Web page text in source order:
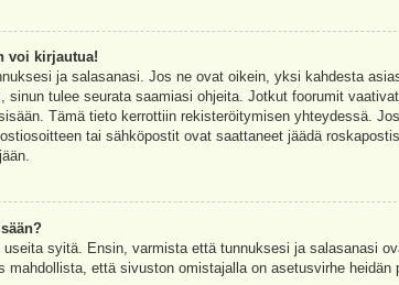
voi kirjautua!
ja salasanasi. Jos ne ovat oikein, yksi kahdesta
sinun tulee seurata saamiasi ohjeita. Jotkut foorumit
Tämä tieto kerrottiin rekisteröitymisen yhteydessä.
tai sähköpostit ovat saattaneet jäädä
useita syitä. Ensin, varmista että tunnuksesi ja salasanasi
mahdollista, että sivuston omistajalla on asetusvirhe heidän